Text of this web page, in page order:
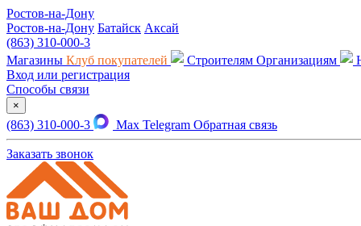
Ростов-на-Дону
Ростов-на-Дону Батайск Аксай
(863) 310-000-3
Магазины Клуб покупателей Строителям Организациям
Вход или регистрация
Способы связи
×
(863) 310-000-3 Max Telegram Обратная связь
Заказать звонок